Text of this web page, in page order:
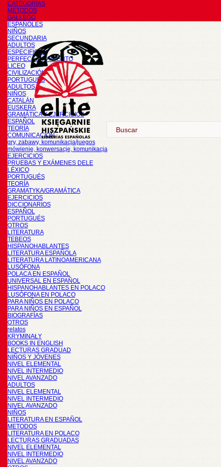
CATEGORÍAS
METODOS
GALLEGO
ESPAÑOLES
NIÑOS
SECUNDARIA
ADULTOS
ESPECIFICOS
PERFECCIONAMIENTO
LICEO
CIVILIZACIÓN
PORTUGUÉS
ADULTOS
NIÑOS
CATALÁN
EUSKERA
GRAMÁTICA Y EJERCICIOS
ESPAÑOL
TEORÍA
COMUNICACIÓN
gry, zabawy, komunikacja/juegos
mówienie, konwersacje, komunikacja
EJERCICIOS
PRUEBAS Y EXÁMENES DELE
LÉXICO
PORTUGUÉS
TEORÍA
GRAMATYKA/GRAMÁTICA
EJERCICIOS
DICCIONARIOS
ESPAÑOL
PORTUGUÉS
OTROS
LITERATURA
TEBEOS
HISPANOHABLANTES
LITERATURA ESPAÑOLA
LITERATURA LATINOAMERICANA
LUSÓFONA
POLACA EN ESPAÑOL
UNIVERSAL EN ESPAÑOL
HISPANOHABLANTES EN POLACO
LUSÓFONA EN POLACO
PARA NIÑOS EN POLACO
PARA NIÑOS EN ESPAÑOL
BIOGRAFÍAS
OTROS
relatos
KRYMINAŁY
BOOKS IN ENGLISH
LECTURAS GRADUAD
NIÑOS Y JÓVENES
NIVEL ELEMENTAL
NIVEL INTERMEDIO
NIVEL AVANZADO
ADULTOS
NIVEL ELEMENTAL
NIVEL INTERMEDIO
NIVEL AVANZADO
NIÑOS
LITERATURA EN ESPAÑOL
METODOS
LITERATURA EN POLACO
LECTURAS GRADUADAS
NIVEL ELEMENTAL
NIVEL INTERMEDIO
NIVEL AVANZADO